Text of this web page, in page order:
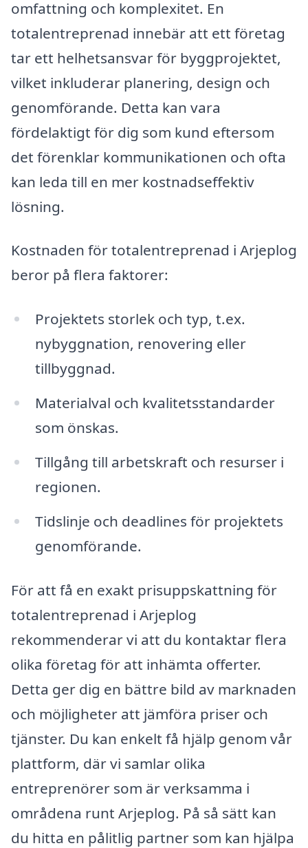
omfattning och komplexitet. En
totalentreprenad innebär att ett företag
tar ett helhetsansvar för byggprojektet,
vilket inkluderar planering, design och
genomförande. Detta kan vara
fördelaktigt för dig som kund eftersom
det förenklar kommunikationen och ofta
kan leda till en mer kostnadseffektiv
lösning.
Kostnaden för totalentreprenad i Arjeplog
beror på flera faktorer:
Projektets storlek och typ, t.ex.
nybyggnation, renovering eller
tillbyggnad.
Materialval och kvalitetsstandarder
som önskas.
Tillgång till arbetskraft och resurser i
regionen.
Tidslinje och deadlines för projektets
genomförande.
För att få en exakt prisuppskattning för
totalentreprenad i Arjeplog
rekommenderar vi att du kontaktar flera
olika företag för att inhämta offerter.
Detta ger dig en bättre bild av marknaden
och möjligheter att jämföra priser och
tjänster. Du kan enkelt få hjälp genom vår
plattform, där vi samlar olika
entreprenörer som är verksamma i
områdena runt Arjeplog. På så sätt kan
du hitta en pålitlig partner som kan hjälpa